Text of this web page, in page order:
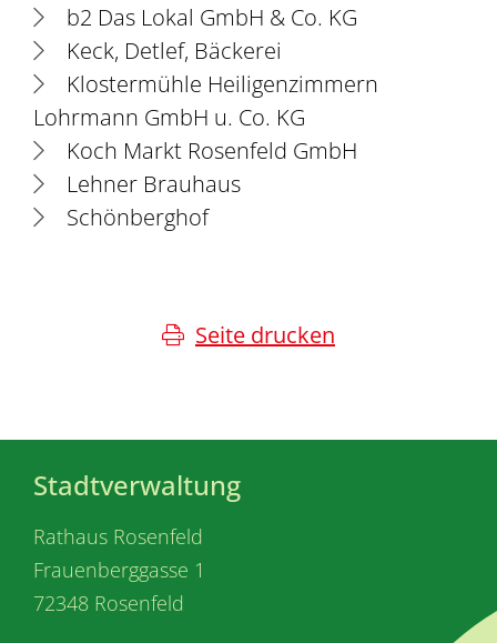
b2 Das Lokal GmbH & Co. KG
Keck, Detlef, Bäckerei
Klostermühle Heiligenzimmern
Lohrmann GmbH u. Co. KG
Koch Markt Rosenfeld GmbH
Lehner Brauhaus
Schönberghof
Seite drucken
Stadtverwaltung
Rathaus Rosenfeld
Frauenberggasse 1
72348 Rosenfeld